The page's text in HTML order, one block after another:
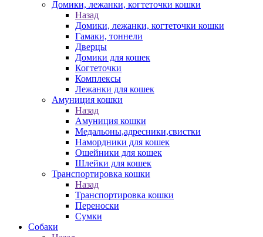
Домики, лежанки, когтеточки кошки
Назад
Домики, лежанки, когтеточки кошки
Гамаки, тоннели
Дверцы
Домики для кошек
Когтеточки
Комплексы
Лежанки для кошек
Амуниция кошки
Назад
Амуниция кошки
Медальоны,адресники,свистки
Намордники для кошек
Ошейники для кошек
Шлейки для кошек
Транспортировка кошки
Назад
Транспортировка кошки
Переноски
Сумки
Собаки